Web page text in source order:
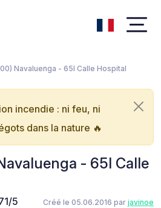
Navaluenga - 65I Calle Hospital
incendie : ni feu, ni
dans la nature 🔥
- 65I Calle
5 Créé le 05.06.2016 par javinoe